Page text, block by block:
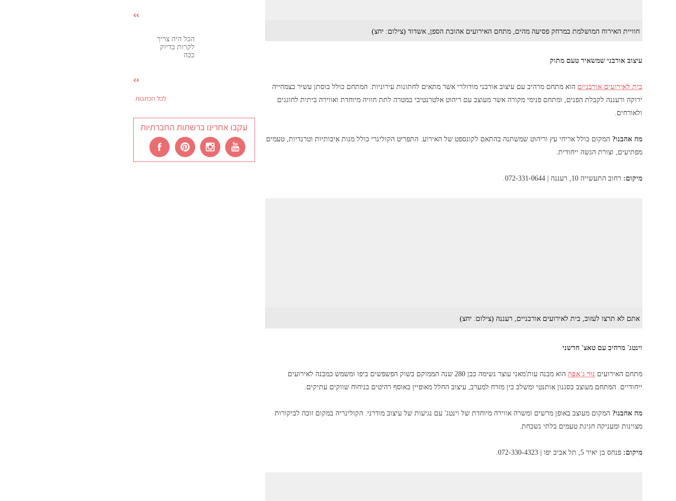
חוויית האירוח המושלמת במרחק פסיעה מהים, מתחם האירועים אהובת הספן, אשדוד (צילום: יחצ)
עיצוב אורבני שמשאיר טעם מתוק
בית לאירועים אורבניים הוא מתחם מרהיב עם עיצוב אורבני מודולרי אשר מתאים לחתונות עירוניות. המתחם כולל בוסתן עשיר בצמחייה
ירוקה ורעננה לקבלת הפנים, ומתחם פנימי מקורה אשר מעוצב עם ריהוט אלטרנטיבי במטרה לתת חוויה מיוחדת ואווירה ביתית לחוגגים
ולאורחים.
מה אהבנו? המקום כולל אריחי עץ וריהוט שמשתנה בהתאם לקונספט של האירוע. התפריט הקולינרי כולל מנות איכותיות וטרנדיות, טעמים
מפתיעים, וצורת הגשה ייחודית.
מיקום: רחוב התעשייה 10, רעננה | 072-331-0644.
אתם לא תרצו לעזוב, בית לאירועים אורבניים, רעננה (צילום: יחצ)
וינטג' מרהיב עם טאצ' חדשני
מתחם האירועים נור ג'אפה
הוא מבנה עות'מאני עוצר נשימה כבן 280 שנה הממוקם בשוק הפשפשים ביפו ומשמש כמבנה לאירועים
ייחודיים. המתחם מעוצב בסגנון אותנטי ומשלב בין מזרח למערב, עיצוב החלל מאופיין באוסף רהיטים בניחוח שווקים עתיקים.
מה אהבנו? המקום מעוצב באופן מרשים ומשרה אווירה מיוחדת של וינטג' עם נגיעות של עיצוב מודרני. הקולינריה במקום זוכה לביקורות
מצוינות ומעניקה חגיגת טעמים בלתי נשכחת.
מיקום: פנחס בן יאיר 5, תל אביב יפו | 072-330-4323.
הכל היה צריך
לקרות בדיוק
ככה
לכל הכתבות
עקבו אחרינו ברשתות החברתיות